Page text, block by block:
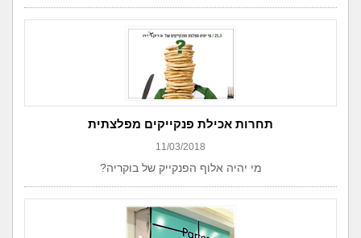
תחרות אכילת פנקייקים מפלצתית
11/03/2018
מי יהיה אלוף הפנקייק של בוקריה?